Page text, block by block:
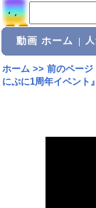
動画 ホーム
ホーム>> 前のページ
にぷに1周年イベント